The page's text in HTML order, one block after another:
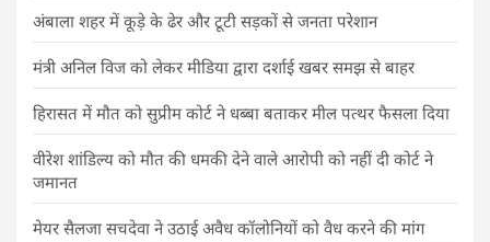
अंबाला शहर में कूड़े के ढेर और टूटी सड़कों से जनता परेशान
मंत्री अनिल विज को लेकर मीडिया द्वारा दर्शाई खबर समझ से बाहर
हिरासत में मौत को सुप्रीम कोर्ट ने धब्बा बताकर मील पत्थर फैसला दिया
वीरेश शांडिल्य को मौत की धमकी देने वाले आरोपी को नहीं दी कोर्ट ने
जमानत
मेयर सैलजा सचदेवा ने उठाई अवैध कॉलोनियों को वैध करने की मांग